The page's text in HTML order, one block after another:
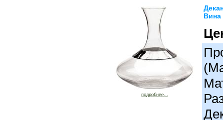
подробнее...
Вина